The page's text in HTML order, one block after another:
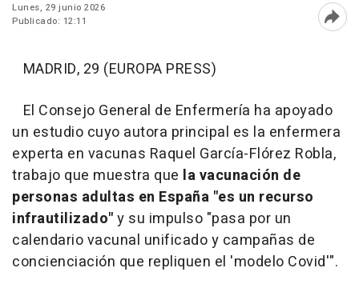
Lunes, 29 junio 2026
Publicado: 12:11
MADRID, 29 (EUROPA PRESS)
El Consejo General de Enfermería ha apoyado
un estudio cuyo autora principal es la enfermera
experta en vacunas Raquel García-Flórez Robla,
trabajo que muestra que la vacunación de
personas adultas en España "es un recurso
infrautilizado"y su impulso "pasa por un
calendario vacunal unificado y campañas de
concienciación que repliquen el 'modelo Covid'".